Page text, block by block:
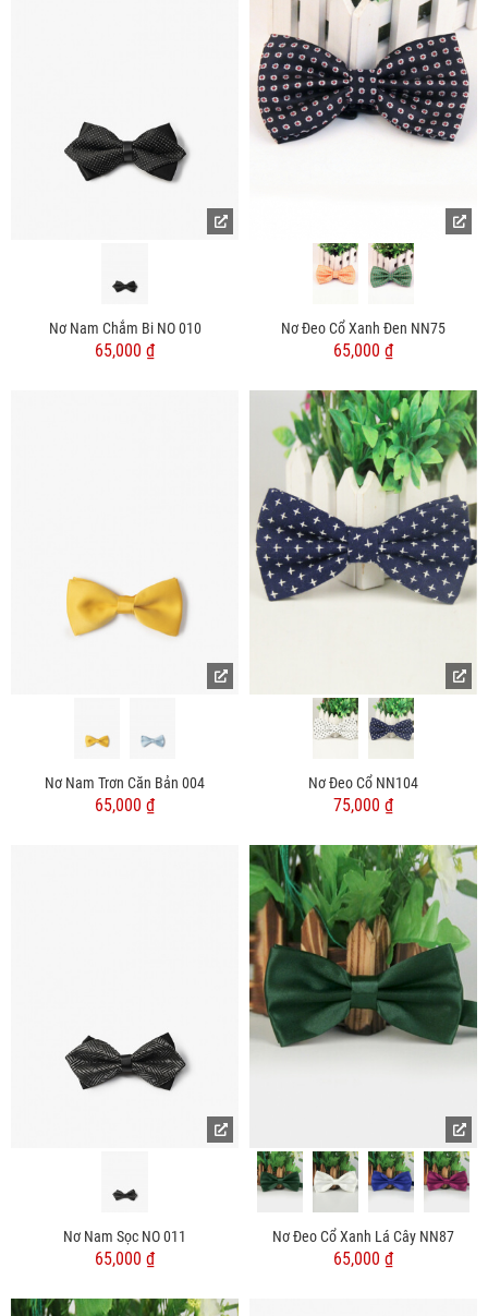
Nơ Nam Chắm Bi NO 010
65,000 ₫
Nơ Đeo Cổ Xanh Đen NN75
65,000 ₫
Nơ Nam Trơn Căn Bản 004
65,000 ₫
Nơ Đeo Cổ NN104
75,000 ₫
Nơ Nam Sọc NO 011
65,000 ₫
Nơ Đeo Cổ Xanh Lá Cây NN87
65,000 ₫